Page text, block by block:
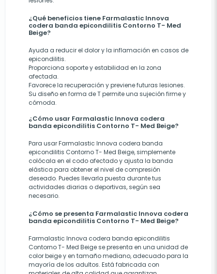
¿Qué beneficios tiene Farmalastic Innova
codera banda epicondilitis Contorno T- Med
Beige?
Ayuda a reducir el dolor y la inflamación en casos de
epicondilitis.
Proporciona soporte y estabilidad en la zona
afectada.
Favorece la recuperación y previene futuras lesiones.
Su diseño en forma de T permite una sujeción firme y
cómoda.
¿Cómo usar Farmalastic Innova codera
banda epicondilitis Contorno T- Med Beige?
Para usar Farmalastic Innova codera banda
epicondilitis Contorno T- Med Beige, simplemente
colócala en el codo afectado y ajusta la banda
elástica para obtener el nivel de compresión
deseado. Puedes llevarla puesta durante tus
actividades diarias o deportivas, según sea
necesario.
¿Cómo se presenta Farmalastic Innova codera
banda epicondilitis Contorno T- Med Beige?
Farmalastic Innova codera banda epicondilitis
Contorno T- Med Beige se presenta en una unidad de
color beige y en tamaño mediano, adecuado para la
mayoría de los adultos. Está fabricada con